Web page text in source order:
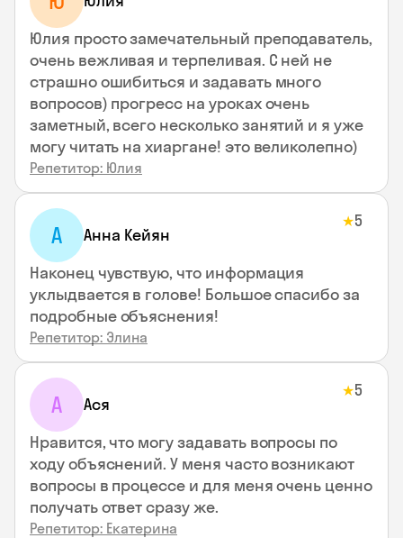
Юлия просто замечательный преподаватель,
очень вежливая и терпеливая. С ней не
страшно ошибиться и задавать много
вопросов) прогресс на уроках очень
заметный, всего несколько занятий и я уже
могу читать на хиаргане! это великолепно)
Репетитор: Юлия
А Анна Кейян
★5
Наконец чувствую, что информация
уклыдвается в голове! Большое спасибо за
подробные объяснения!
Репетитор: Элина
А Ася
★5
Нравится, что могу задавать вопросы по
ходу объяснений. У меня часто возникают
вопросы в процессе и для меня очень ценно
получать ответ сразу же.
Репетитор: Екатерина